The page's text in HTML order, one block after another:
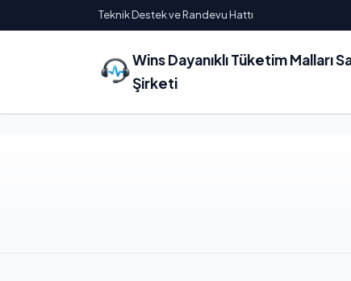
Teknik Destek ve Randevu Hattı
Wins Dayanıklı Tüketim Malları
Şirketi